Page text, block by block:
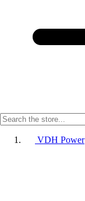
VDH Power